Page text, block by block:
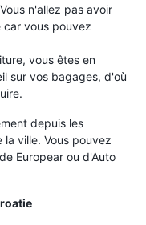
n'allez pas avoir
car vous pouvez
vous êtes en
sur vos bagages, d'où
depuis les
ville. Vous pouvez
Europear ou d'Auto